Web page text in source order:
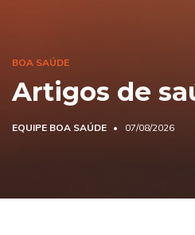
BOA SAÚDE
Artigos de
EQUIPE BOA SAÚDE 07/08/2026